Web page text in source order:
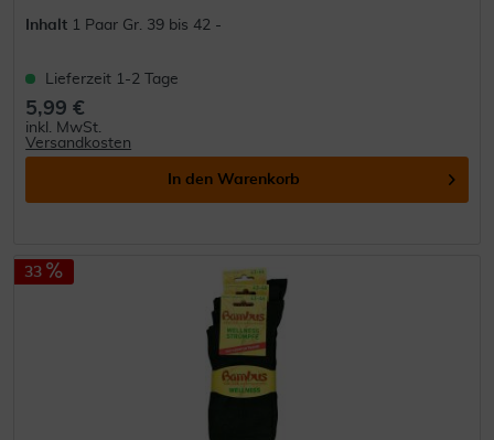
Inhalt 1 Paar Gr. 39 bis 42 -
Lieferzeit 1-2 Tage
5,99 €
inkl. MwSt.
Versandkosten
In den Warenkorb
33